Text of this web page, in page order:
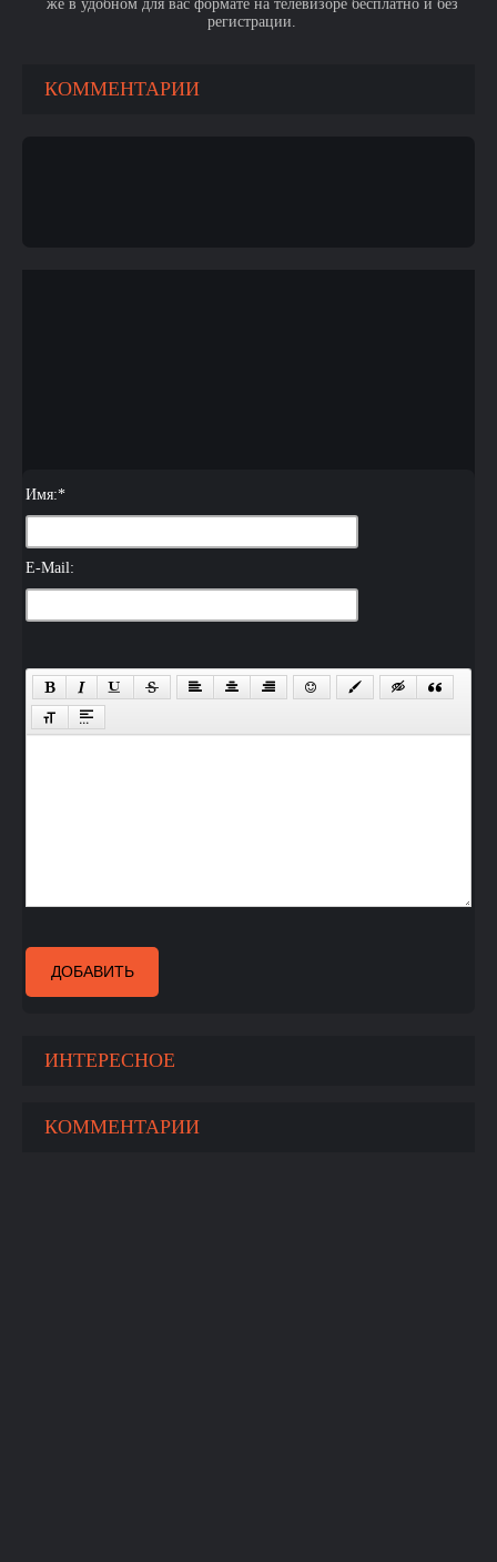
же в удобном для вас формате на телевизоре бесплатно и без
регистрации.
КОММЕНТАРИИ
Имя:*
E-Mail:
ДОБАВИТЬ
ИНТЕРЕСНОЕ
КОММЕНТАРИИ